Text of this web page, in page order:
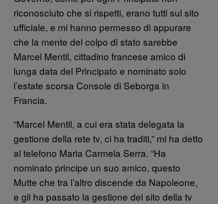
riconosciuto che si rispetti, erano tutti sul sito
ufficiale, e mi hanno permesso di appurare
che la mente del colpo di stato sarebbe
Marcel Mentil, cittadino francese amico di
lunga data del Principato e nominato solo
l’estate scorsa Console di Seborga in
Francia.
“Marcel Mentil, a cui era stata delegata la
gestione della rete tv, ci ha traditi,” mi ha detto
al telefono Maria Carmela Serra. “Ha
nominato principe un suo amico, questo
Mutte che tra l’altro discende da Napoleone,
e gli ha passato la gestione del sito della tv